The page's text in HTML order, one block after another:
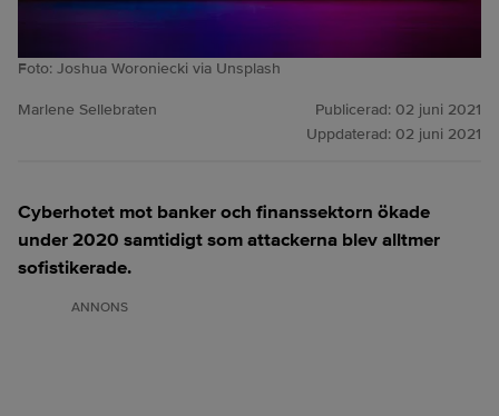
Foto: Joshua Woroniecki via Unsplash
Marlene Sellebraten Publicerad: 02 juni 2021
Uppdaterad: 02 juni 2021
Cyberhotet mot banker och finanssektorn ökade
under 2020 samtidigt som attackerna blev alltmer
sofistikerade.
ANNONS